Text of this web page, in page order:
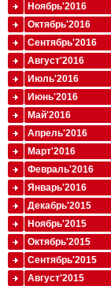
Ноябрь'2016
Октябрь'2016
Сентябрь'2016
Август'2016
Июль'2016
Июнь'2016
Май'2016
Апрель'2016
Март'2016
Февраль'2016
Январь'2016
Декабрь'2015
Ноябрь'2015
Октябрь'2015
Сентябрь'2015
Август'2015